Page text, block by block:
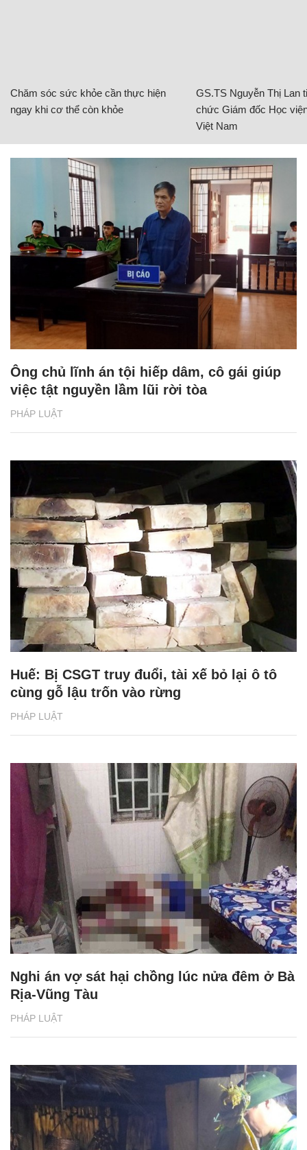
Chăm sóc sức khỏe cần thực hiện
ngay khi cơ thể còn khỏe
GS.TS Nguyễn Thị Lan
chức Giám đốc Học
Việt Nam
PHÁP LUẬT
Ông chủ lĩnh án tội hiếp dâm, cô gái giúp
việc tật nguyền lầm lũi rời tòa
PHÁP LUẬT
Huế: Bị CSGT truy đuổi, tài xế bỏ lại ô tô
cùng gỗ lậu trốn vào rừng
PHÁP LUẬT
Nghi án vợ sát hại chồng lúc nửa đêm ở Bà
Rịa-Vũng Tàu